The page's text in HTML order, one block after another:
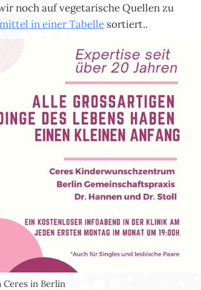
noch auf vegetarische Quellen zu
in einer Tabelle sortiert..
in Berlin